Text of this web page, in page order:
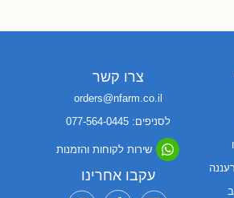
צרו קשר
orders@nfarm.co.il
לסניפים: 077-564-0445
שירות לקוחות והזמנות
עקבו אחרינו